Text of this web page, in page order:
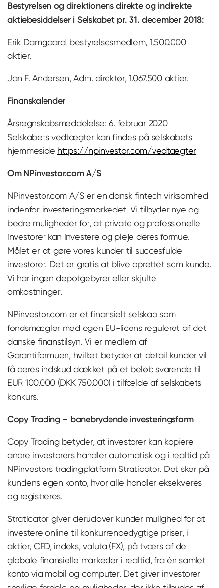
Bestyrelsen og direktionens direkte og indirekte
aktiebesiddelser i Selskabet pr. 31. december 2018:
Erik Damgaard, bestyrelsesmedlem, 1.500.000
aktier.
Jan F. Andersen, Adm. direktør, 1.067.500 aktier.
Finanskalender
Årsregnskabsmeddelelse: 6. februar 2020
Selskabets vedtægter kan findes på selskabets
hjemmeside https://npinvestor.com/vedtaegter
Om NPinvestor.com A/S
NPinvestor.com A/S er en dansk fintech virksomhed
indenfor investeringsmarkedet. Vi tilbyder nye og
bedre muligheder for, at private og professionelle
investorer kan investere og pleje deres formue.
Målet er at gøre vores kunder til succesfulde
investorer. Det er gratis at blive oprettet som kunde.
Vi har ingen depotgebyrer eller skjulte
omkostninger.
NPinvestor.com er et finansielt selskab som
fondsmægler med egen EU-licens reguleret af det
danske finanstilsyn. Vi er medlem af
Garantiformuen, hvilket betyder at detail kunder vil
få deres indskud dækket på et beløb svarende til
EUR 100.000 (DKK 750.000) i tilfælde af selskabets
konkurs.
Copy Trading – banebrydende investeringsform
Copy Trading betyder, at investorer kan kopiere
andre investorers handler automatisk og i realtid på
NPinvestors tradingplatform Straticator. Det sker på
kundens egen konto, hvor alle handler eksekveres
og registreres.
Straticator giver derudover kunder mulighed for at
investere online til konkurrencedygtige priser, i
aktier, CFD, indeks, valuta (FX), på tværs af de
globale finansielle markeder i realtid, fra én samlet
konto via mobil og computer. Det giver investorer